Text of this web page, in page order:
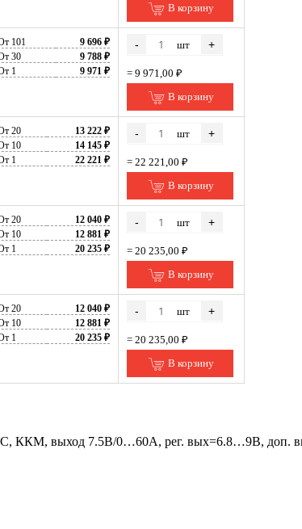
В корзину
101
9 696 ₽
30
9 788 ₽
1
9 971 ₽
- шт +
= 9 971,00 ₽
В корзину
20
13 222 ₽
10
14 145 ₽
1
22 221 ₽
- шт +
= 22 221,00 ₽
В корзину
20
12 040 ₽
10
12 881 ₽
1
20 235 ₽
- шт +
= 20 235,00 ₽
В корзину
20
12 040 ₽
10
12 881 ₽
1
20 235 ₽
- шт +
= 20 235,00 ₽
В корзину
ККМ, выход 7.5В/0…60A, рег. вых=6.8…9В, доп.